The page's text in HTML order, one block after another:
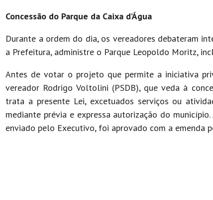
Concessão do Parque da Caixa d’Água
Durante a ordem do dia, os vereadores debateram
a Prefeitura, administre o Parque Leopoldo Moritz,
Antes de votar o projeto que permite a iniciativa
vereador Rodrigo Voltolini (PSDB), que veda à
trata a presente Lei, excetuados serviços ou
mediante prévia e expressa autorização do
enviado pelo Executivo, foi aprovado com a emenda